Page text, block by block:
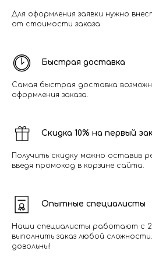
Для оформления заявки нужно
от стоимости заказа
Быстрая доставка
Самая быстрая доставка
оформления заказа.
Скидка 10% на первый
Получить скидку можно оставив
введя промокод в корзине сайта.
Опытные специалисты
Наши специалисты работают с
выполнить заказ любой
довольны!